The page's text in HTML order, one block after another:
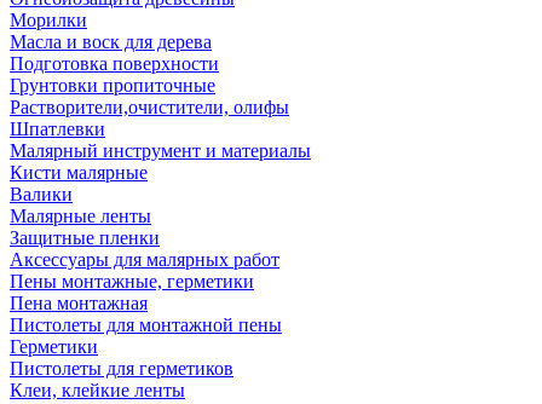
Морилки
Масла и воск для дерева
Подготовка поверхности
Грунтовки пропиточные
Растворители,очистители, олифы
Шпатлевки
Малярный инструмент и материалы
Кисти малярные
Валики
Малярные ленты
Защитные пленки
Аксессуары для малярных работ
Пены монтажные, герметики
Пена монтажная
Пистолеты для монтажной пены
Герметики
Пистолеты для герметиков
Клеи, клейкие ленты